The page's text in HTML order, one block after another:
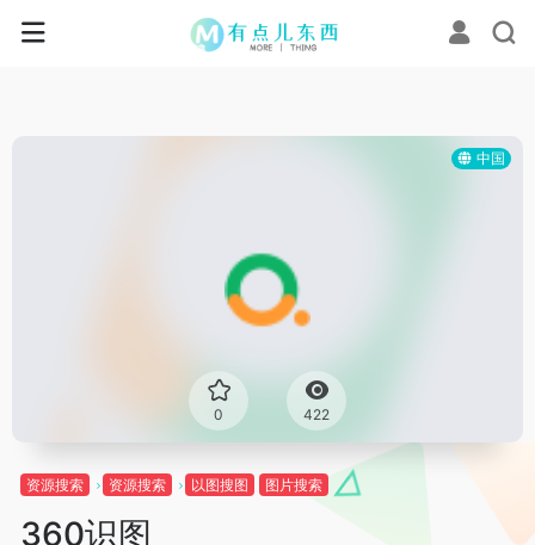
中国
0 422
资源搜索 资源搜索 以图搜图 图片搜索
360识图